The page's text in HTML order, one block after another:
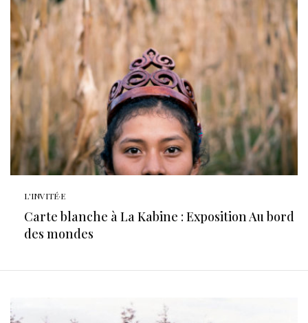
L'INVITÉ·E
Carte blanche à La Kabine : Exposition Au bord
des mondes